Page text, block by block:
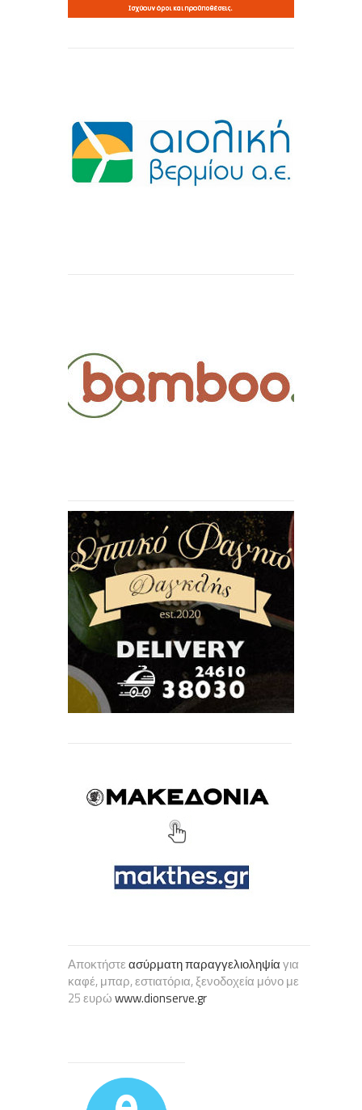
Αποκτήστεασύρματη παραγγελιοληψίαγια
καφέ, μπαρ, εστιατόρια, ξενοδοχεία μόνο με
25 ευρώwww.dionserve.gr